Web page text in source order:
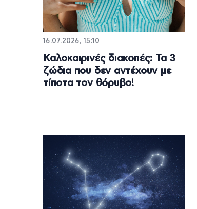
16.07.2026, 15:10
Καλοκαιρινές διακοπές: Τα 3
ζώδια που δεν αντέχουν με
τίποτα τον θόρυβο!